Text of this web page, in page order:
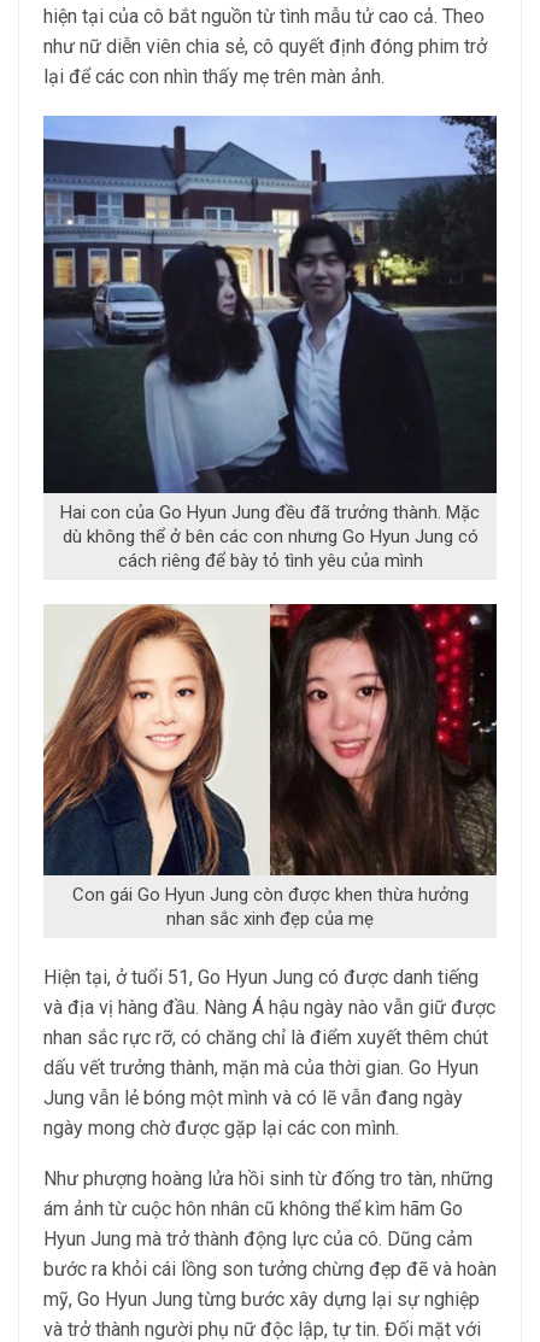
hiện tại của cô bắt nguồn từ tình mẫu tử cao cả. Theo
như nữ diễn viên chia sẻ, cô quyết định đóng phim trở
lại để các con nhìn thấy mẹ trên màn ảnh.
Hai con của Go Hyun Jung đều đã trưởng thành. Mặc
dù không thể ở bên các con nhưng Go Hyun Jung có
cách riêng để bày tỏ tình yêu của mình
Con gái Go Hyun Jung còn được khen thừa hưởng
nhan sắc xinh đẹp của mẹ
Hiện tại, ở tuổi 51, Go Hyun Jung có được danh tiếng
và địa vị hàng đầu. Nàng Á hậu ngày nào vẫn giữ được
nhan sắc rực rỡ, có chăng chỉ là điểm xuyết thêm chút
dấu vết trưởng thành, mặn mà của thời gian. Go Hyun
Jung vẫn lẻ bóng một mình và có lẽ vẫn đang ngày
ngày mong chờ được gặp lại các con mình.
Như phượng hoàng lửa hồi sinh từ đống tro tàn, những
ám ảnh từ cuộc hôn nhân cũ không thể kìm hãm Go
Hyun Jung mà trở thành động lực của cô. Dũng cảm
bước ra khỏi cái lồng son tưởng chừng đẹp đẽ và hoàn
mỹ, Go Hyun Jung từng bước xây dựng lại sự nghiệp
và trở thành người phụ nữ độc lập, tự tin. Đối mặt với